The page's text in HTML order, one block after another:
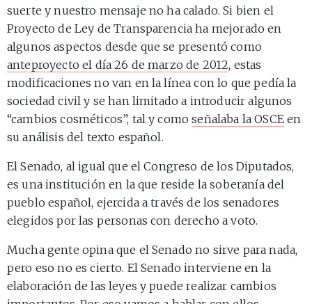
suerte y nuestro mensaje no ha calado. Si bien el
Proyecto de Ley de Transparencia ha mejorado en
algunos aspectos desde que se presentó como
anteproyecto el día 26 de marzo de 2012, estas
modificaciones no van en la línea con lo que pedía la
sociedad civil y se han limitado a introducir algunos
“cambios cosméticos”, tal y comoseñalaba la OSCEen
su análisis del texto español.
El Senado, al igual que el Congreso de los Diputados,
es una institución en la que reside la soberanía del
pueblo español, ejercida a través de los senadores
elegidos por las personas con derecho a voto.
Mucha gente opina que el Senado no sirve para nada,
pero eso no es cierto. El Senado interviene en la
elaboración de las leyes y puede realizar cambios